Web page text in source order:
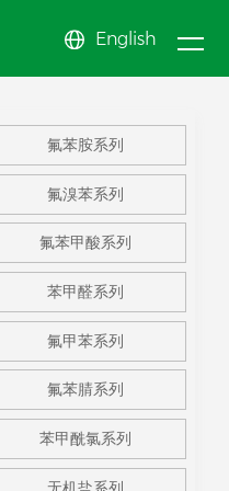
English
公司文化
EHS体系
氟苯甲
醚系列
氟甲苯
系列
三氟甲
苯系列
更多系
列
酚
甲
列
酸
公司新闻
行业动态
氟苯胺系列
氟溴苯系列
氟苯甲酸系列
苯甲醛系列
氟甲苯系列
氟苯腈系列
苯甲酰氯系列